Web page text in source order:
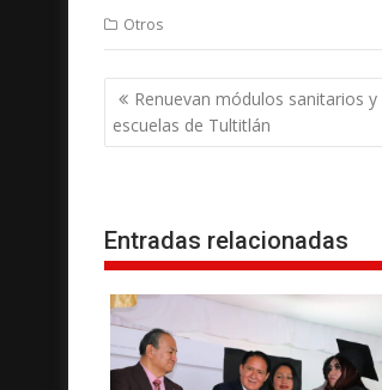
Otros
N
a
v
a
c
n
Renuevan módulos sanitarios
escuelas de Tultitlán
Entradas relacionadas